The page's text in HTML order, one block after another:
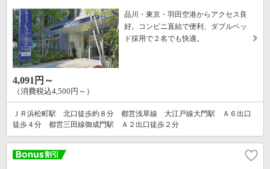
品川・東京・羽田空港からアクセス良
好。コンビニ直結で便利、ダブルベッ
ド採用で２名でも快適。
4,091円～
（消費税込4,500円～）
ＪＲ浜松町駅 北口徒歩約８分 都営浅草線 大江戸線大門駅 Ａ６出口
徒歩４分 都営三田線御成門駅 Ａ２出口徒歩２分